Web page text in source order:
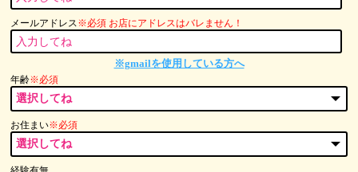
メールアドレス※必須 お店にアドレスはバレません！
※gmailを使用している方へ
年齢※必須
お住まい※必須